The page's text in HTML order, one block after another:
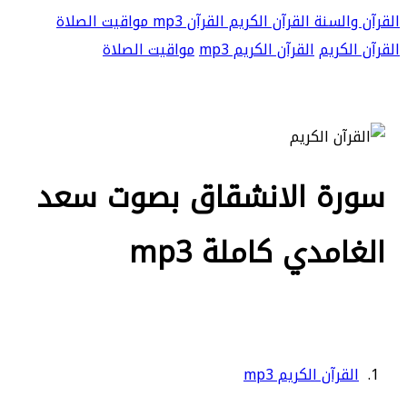
القرآن والسنةالقرآن الكريمالقرآن mp3
مواقيت الصلاة
القرآن الكريمالقرآن الكريم mp3 مواقيت الصلاة
سورة الانشقاق بصوت سعد
الغامدي كاملة mp3
القرآن الكريم mp3